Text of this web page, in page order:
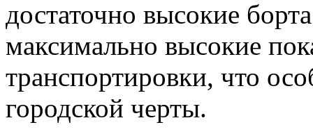
достаточно высокие
максимально высокие
транспортировки, что
городской черты.